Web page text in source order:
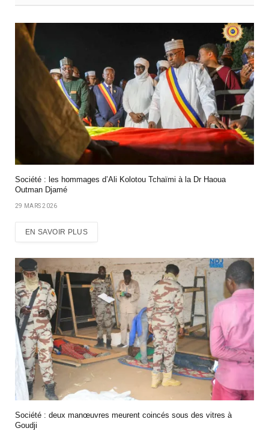
Société : les hommages d’Ali Kolotou Tchaïmi à la Dr Haoua
Outman Djamé
29 MARS 2026
EN SAVOIR PLUS
Société : deux manœuvres meurent coincés sous des vitres à
Goudji